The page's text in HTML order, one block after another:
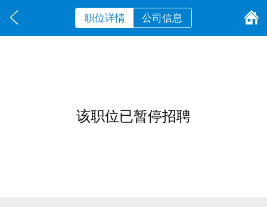
职位详情 公司信息
该职位已暂停招聘